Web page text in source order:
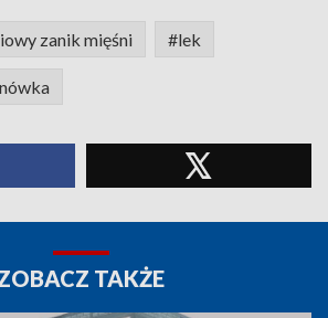
zanik mięśni #lek
TAKŻE